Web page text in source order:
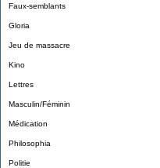
Faux-semblants
Gloria
Jeu de massacre
Kino
Lettres
Masculin/Féminin
Médication
Philosophia
Politie